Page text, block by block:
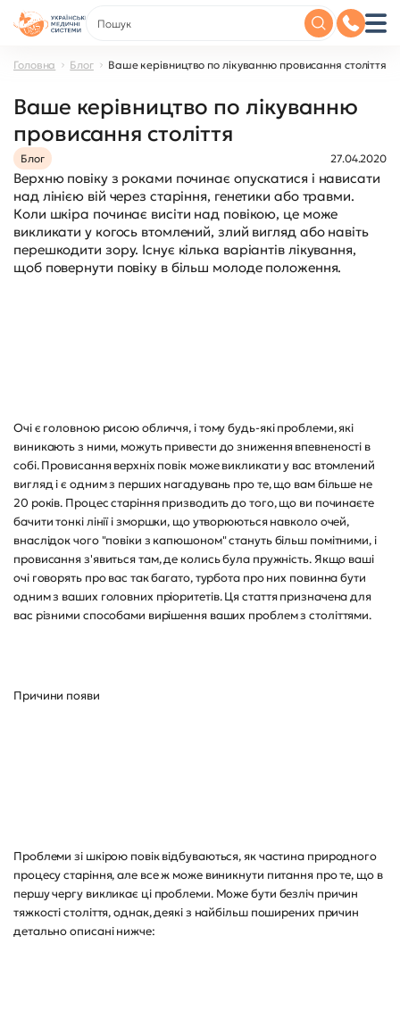
Головна Блог Ваше керівництво по лікуванню провисання століття
Ваше керівництво по лікуванню
провисання століття
Блог 27.04.2020
Верхню повіку з роками починає опускатися і нависати
над лінією вій через старіння, генетики або травми.
Коли шкіра починає висіти над повікою, це може
викликати у когось втомлений, злий вигляд або навіть
перешкодити зору. Існує кілька варіантів лікування,
щоб повернути повіку в більш молоде положення.
Очі є головною рисою обличчя, і тому будь-які проблеми, які
виникають з ними, можуть привести до зниження впевненості в
собі. Провисання верхніх повік може викликати у вас втомлений
вигляд і є одним з перших нагадувань про те, що вам більше не
20 років. Процес старіння призводить до того, що ви починаєте
бачити тонкі лінії і зморшки, що утворюються навколо очей,
внаслідок чого "повіки з капюшоном" стануть більш помітними, і
провисання з'явиться там, де колись була пружність. Якщо ваші
очі говорять про вас так багато, турбота про них повинна бути
одним з ваших головних пріоритетів. Ця стаття призначена для
вас різними способами вирішення ваших проблем з століттями.
Причини появи
Проблеми зі шкірою повік відбуваються, як частина природного
процесу старіння, але все ж може виникнути питання про те, що в
першу чергу викликає ці проблеми. Може бути безліч причин
тяжкості століття, однак, деякі з найбільш поширених причин
детально описані нижче: